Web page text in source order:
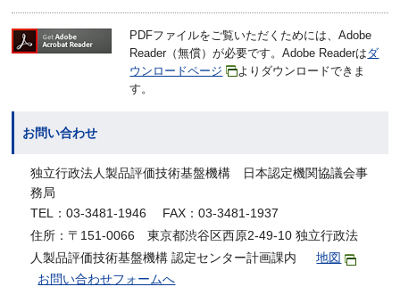
PDFファイルをご覧いただくためには、Adobe
Reader（無償）が必要です。Adobe Readerはダ
ウンロードページ
よりダウンロードできま
す。
お問い合わせ
独立行政法人製品評価技術基盤機構 日本認定機関協議会事
務局
TEL：03-3481-1946 FAX：03-3481-1937
住所：〒151-0066 東京都渋谷区西原2-49-10 独立行政法
人製品評価技術基盤機構 認定センター計画課内
地図
お問い合わせフォームへ